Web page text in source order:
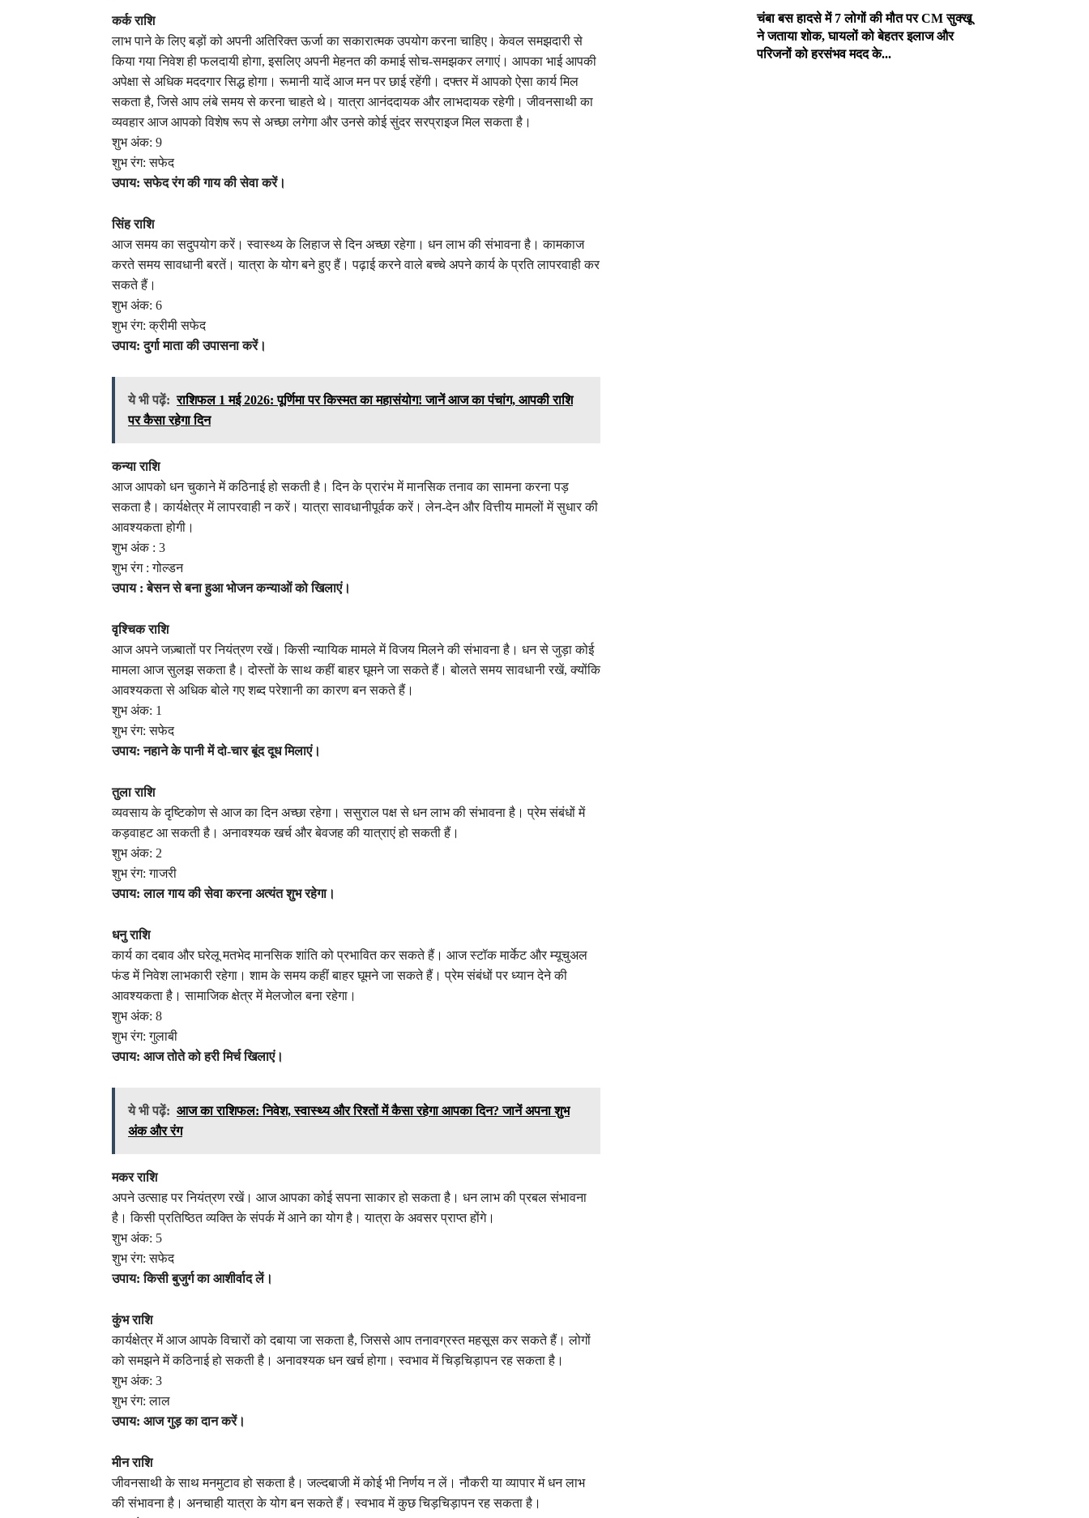
कर्क राशि
लाभ पाने के लिए बड़ों को अपनी अतिरिक्त ऊर्जा का सकारात्मक उपयोग करना चाहिए। केवल समझदारी से
किया गया निवेश ही फलदायी होगा, इसलिए अपनी मेहनत की कमाई सोच-समझकर लगाएं। आपका भाई आपकी
अपेक्षा से अधिक मददगार सिद्ध होगा। रूमानी यादें आज मन पर छाई रहेंगी। दफ्तर में आपको ऐसा कार्य मिल
सकता है, जिसे आप लंबे समय से करना चाहते थे। यात्रा आनंददायक और लाभदायक रहेगी। जीवनसाथी का
व्यवहार आज आपको विशेष रूप से अच्छा लगेगा और उनसे कोई सुंदर सरप्राइज मिल सकता है।
शुभ अंक: 9
शुभ रंग: सफेद
उपाय: सफेद रंग की गाय की सेवा करें।
सिंह राशि
आज समय का सदुपयोग करें। स्वास्थ्य के लिहाज से दिन अच्छा रहेगा। धन लाभ की संभावना है। कामकाज
करते समय सावधानी बरतें। यात्रा के योग बने हुए हैं। पढ़ाई करने वाले बच्चे अपने कार्य के प्रति लापरवाही कर
सकते हैं।
शुभ अंक: 6
शुभ रंग: क्रीमी सफेद
उपाय: दुर्गा माता की उपासना करें।
ये भी पढ़ें: राशिफल 1 मई 2026: पूर्णिमा पर किस्मत का महासंयोग! जानें आज का पंचांग, आपकी राशि
पर कैसा रहेगा दिन
कन्या राशि
आज आपको धन चुकाने में कठिनाई हो सकती है। दिन के प्रारंभ में मानसिक तनाव का सामना करना पड़
सकता है। कार्यक्षेत्र में लापरवाही न करें। यात्रा सावधानीपूर्वक करें। लेन-देन और वित्तीय मामलों में सुधार की
आवश्यकता होगी।
शुभ अंक : 3
शुभ रंग : गोल्डन
उपाय : बेसन से बना हुआ भोजन कन्याओं को खिलाएं।
वृश्चिक राशि
आज अपने जज़्बातों पर नियंत्रण रखें। किसी न्यायिक मामले में विजय मिलने की संभावना है। धन से जुड़ा कोई
मामला आज सुलझ सकता है। दोस्तों के साथ कहीं बाहर घूमने जा सकते हैं। बोलते समय सावधानी रखें, क्योंकि
आवश्यकता से अधिक बोले गए शब्द परेशानी का कारण बन सकते हैं।
शुभ अंक: 1
शुभ रंग: सफेद
उपाय: नहाने के पानी में दो-चार बूंद दूध मिलाएं।
तुला राशि
व्यवसाय के दृष्टिकोण से आज का दिन अच्छा रहेगा। ससुराल पक्ष से धन लाभ की संभावना है। प्रेम संबंधों में
कड़वाहट आ सकती है। अनावश्यक खर्च और बेवजह की यात्राएं हो सकती हैं।
शुभ अंक: 2
शुभ रंग: गाजरी
उपाय: लाल गाय की सेवा करना अत्यंत शुभ रहेगा।
धनु राशि
कार्य का दबाव और घरेलू मतभेद मानसिक शांति को प्रभावित कर सकते हैं। आज स्टॉक मार्केट और म्यूचुअल
फंड में निवेश लाभकारी रहेगा। शाम के समय कहीं बाहर घूमने जा सकते हैं। प्रेम संबंधों पर ध्यान देने की
आवश्यकता है। सामाजिक क्षेत्र में मेलजोल बना रहेगा।
शुभ अंक: 8
शुभ रंग: गुलाबी
उपाय: आज तोते को हरी मिर्च खिलाएं।
ये भी पढ़ें: आज का राशिफल: निवेश, स्वास्थ्य और रिश्तों में कैसा रहेगा आपका दिन? जानें अपना शुभ
अंक और रंग
मकर राशि
अपने उत्साह पर नियंत्रण रखें। आज आपका कोई सपना साकार हो सकता है। धन लाभ की प्रबल संभावना
है। किसी प्रतिष्ठित व्यक्ति के संपर्क में आने का योग है। यात्रा के अवसर प्राप्त होंगे।
शुभ अंक: 5
शुभ रंग: सफेद
उपाय: किसी बुजुर्ग का आशीर्वाद लें।
कुंभ राशि
कार्यक्षेत्र में आज आपके विचारों को दबाया जा सकता है, जिससे आप तनावग्रस्त महसूस कर सकते हैं। लोगों
को समझने में कठिनाई हो सकती है। अनावश्यक धन खर्च होगा। स्वभाव में चिड़चिड़ापन रह सकता है।
शुभ अंक: 3
शुभ रंग: लाल
उपाय: आज गुड़ का दान करें।
मीन राशि
जीवनसाथी के साथ मनमुटाव हो सकता है। जल्दबाजी में कोई भी निर्णय न लें। नौकरी या व्यापार में धन लाभ
की संभावना है। अनचाही यात्रा के योग बन सकते हैं। स्वभाव में कुछ चिड़चिड़ापन रह सकता है।
चंबा बस हादसे में 7 लोगों की मौत पर CM सुक्खू
ने जताया शोक, घायलों को बेहतर इलाज और
परिजनों को हरसंभव मदद के...